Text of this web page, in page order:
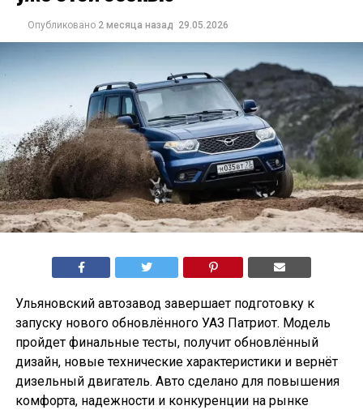
Опубликовано 2 месяца назад 29.05.2026
Ульяновский автозавод завершает подготовку к
запуску нового обновлённого УАЗ Патриот. Модель
пройдет финальные тесты, получит обновлённый
дизайн, новые технические характеристики и вернёт
дизельный двигатель. Авто сделано для повышения
комфорта, надежности и конкуренции на рынке